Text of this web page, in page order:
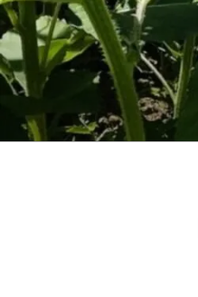
コ
ン
テ
ン
ツ
ス